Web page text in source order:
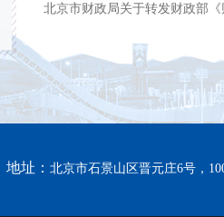
北京市财政局关于转发财政部
地址： 北京市石景山区晋元庄6号，